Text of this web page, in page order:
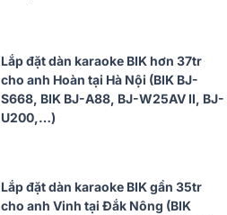
Lắp đặt dàn karaoke BIK hơn 37tr
cho anh Hoàn tại Hà Nội (BIK BJ-
S668, BIK BJ-A88, BJ-W25AV II, BJ-
U200,…)
Lắp đặt dàn karaoke BIK gần 35tr
cho anh Vinh tại Đắk Nông (BIK